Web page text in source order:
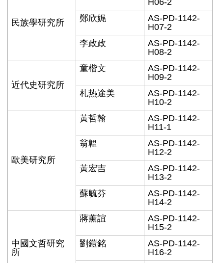
民族學研究所
H06-2
鄭欣娓
AS-PD-1142-
H07-2
李政政
AS-PD-1142-
H08-2
近代史研究所
童楷文
AS-PD-1142-
H09-2
札热途美
AS-PD-1142-
H10-2
歐美研究所
黃哲翰
AS-PD-1142-
H11-1
翁韞
AS-PD-1142-
H12-2
黃宏吉
AS-PD-1142-
H13-2
蘇毓芬
AS-PD-1142-
H14-2
中國文哲研究
所
蔣薰誼
AS-PD-1142-
H15-2
劉鎧銘
AS-PD-1142-
H16-2